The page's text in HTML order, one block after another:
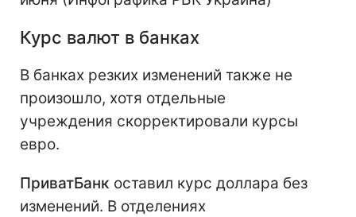
Курс валют в банках
В банках резких изменений также не
произошло, хотя отдельные
учреждения скорректировали курсы
евро.
ПриватБанк оставил курс доллара без
изменений. В отделениях